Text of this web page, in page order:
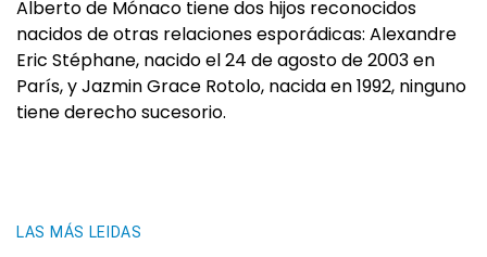
Alberto de Mónaco tiene dos hijos reconocidos
nacidos de otras relaciones esporádicas: Alexandre
Eric Stéphane, nacido el 24 de agosto de 2003 en
París, y Jazmin Grace Rotolo, nacida en 1992, ninguno
tiene derecho sucesorio.
LAS MÁS LEIDAS